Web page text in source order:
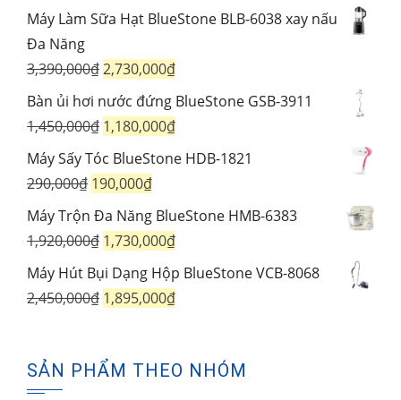
1,060,000₫.
gốc
880,000₫.
hiện
là:
Máy Làm Sữa Hạt BlueStone BLB-6038 xay nấu
Đa Năng
3,390,000₫ Giá
gốc
là:
2,730,000₫Giá
hiện
tại
2,730,000₫.
Bàn ủi hơi nước đứng BlueStone GSB-3911
1,450,000₫ Giá
gốc
là:
1,180,000₫Giá
hiện
1,180,000₫.
Máy Sấy Tóc BlueStone HDB-1821
290,000₫ Giá
gốc
là:
190,000₫Giá
hiện
tại
190,000₫.
Máy Trộn Đa Năng BlueStone HMB-6383
1,920,000₫ Giá
gốc
là:
1,730,000₫Giá
hiện
tại
Máy Hút Bụi Dạng Hộp BlueStone VCB-8068
2,450,000₫ Giá
2,450,000₫.
1,895,000₫Giá
là:
SẢN PHẨM THEO NHÓM